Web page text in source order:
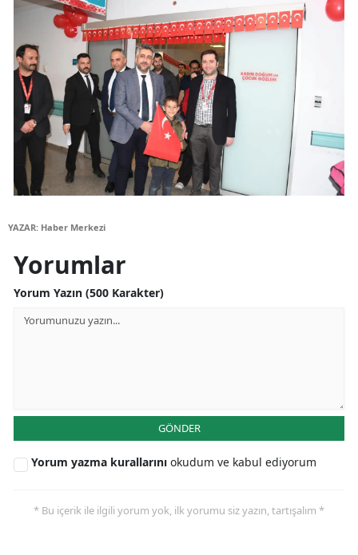
Kırıkkale
Iğdır
YAZAR: Haber Merkezi
Yorumlar
Yorum Yazın (500 Karakter)
GÖNDER
Yorum yazma kurallarını okudum ve kabul ediyorum
* Bu içerik ile ilgili yorum yok, ilk yorumu siz yazın, tartışalım *